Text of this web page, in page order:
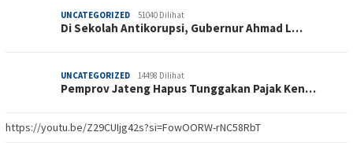
UNCATEGORIZED 51040 Dilihat
Di Sekolah Antikorupsi, Gubernur Ahmad L…
UNCATEGORIZED 14498 Dilihat
Pemprov Jateng Hapus Tunggakan Pajak Ken…
https://youtu.be/Z29CUIjg42s?si=FowOORW-rNC58RbT